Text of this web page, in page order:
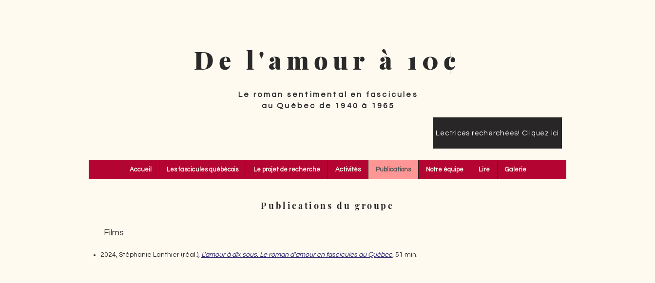
De l'amour à 10¢
Le roman sentimental en fascicules
au Québec de 1940 à 1965
Lectrices recherchées! Cliquez ici
Accueil Les fascicules québécois Le projet de recherche Activités Publications Notre équipe Lire Galerie
Publications du groupe
Films
2024, Stéphanie Lanthier (réal.), L'amour à dix sous. Le roman d'amour en fascicules au Québec, 51 min.